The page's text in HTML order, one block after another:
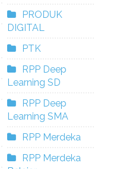
PRODUK
DIGITAL
PTK
RPP Deep
Learning SD
RPP Deep
Learning SMA
RPP Merdeka
RPP Merdeka